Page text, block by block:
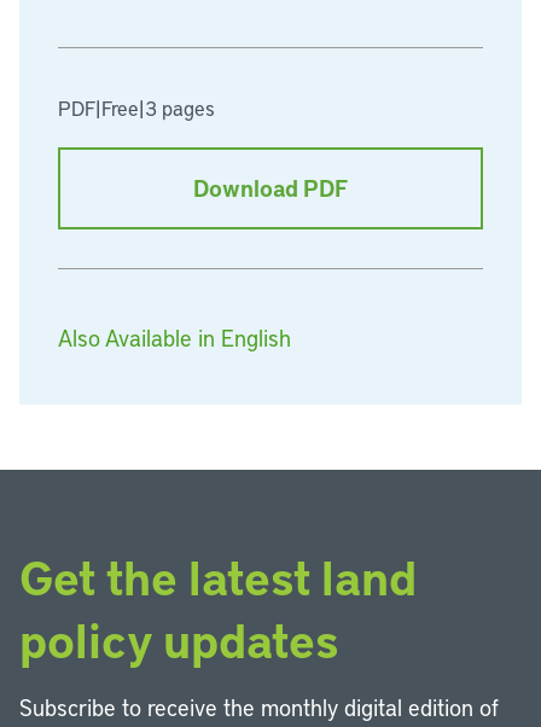
PDF|Free|3 pages
Download PDF
Also Available in English
Get the latest land
policy updates
Subscribe to receive the monthly digital edition of